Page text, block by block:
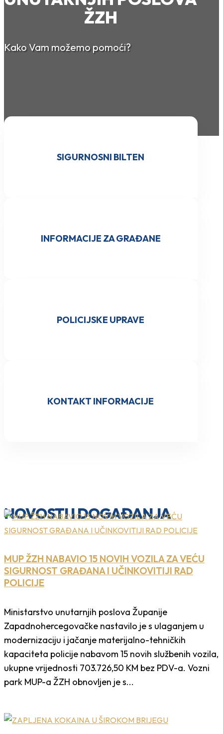
ŽZH
Kako Vam možemo pomoći?
SIGURNOSNI BILTEN
INFORMACIJE ZA GRAĐANE
POLICIJSKE UPRAVE
KONTAKT INFORMACIJE
NOVOSTI I DOGAĐANJA
MUP ŽZH NABAVIO 15 NOVIH VOZILA ZA VEĆU
SIGURNOST GRAĐANA I UČINKOVITIJI RAD
POLICIJE
Ministarstvo unutarnjih poslova Županije
Zapadnohercegovačke nastavilo je s ulaganjem u
modernizaciju i jačanje materijalno-tehničkih
kapaciteta policije nabavom 15 novih službenih vozila,
ukupne vrijednosti 703.726,50 KM bez PDV-a. Vozni
park MUP-a ŽZH obnovljen je s...